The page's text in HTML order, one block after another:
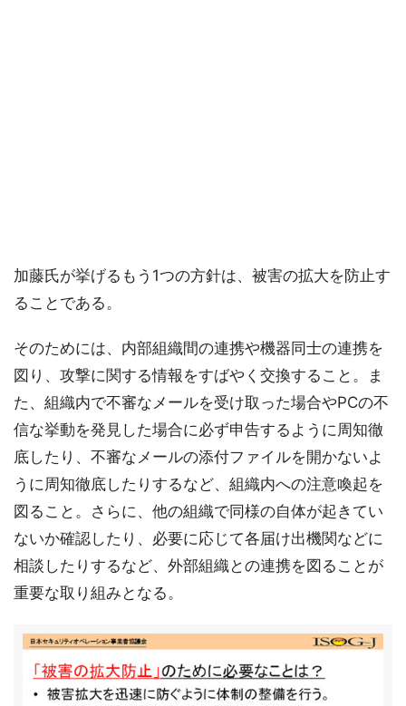
加藤氏が挙げるもう1つの方針は、被害の拡大を防止す
ることである。
そのためには、内部組織間の連携や機器同士の連携を
図り、攻撃に関する情報をすばやく交換すること。ま
た、組織内で不審なメールを受け取った場合やPCの不
信な挙動を発見した場合に必ず申告するように周知徹
底したり、不審なメールの添付ファイルを開かないよ
うに周知徹底したりするなど、組織内への注意喚起を
図ること。さらに、他の組織で同様の自体が起きてい
ないか確認したり、必要に応じて各届け出機関などに
相談したりするなど、外部組織との連携を図ることが
重要な取り組みとなる。